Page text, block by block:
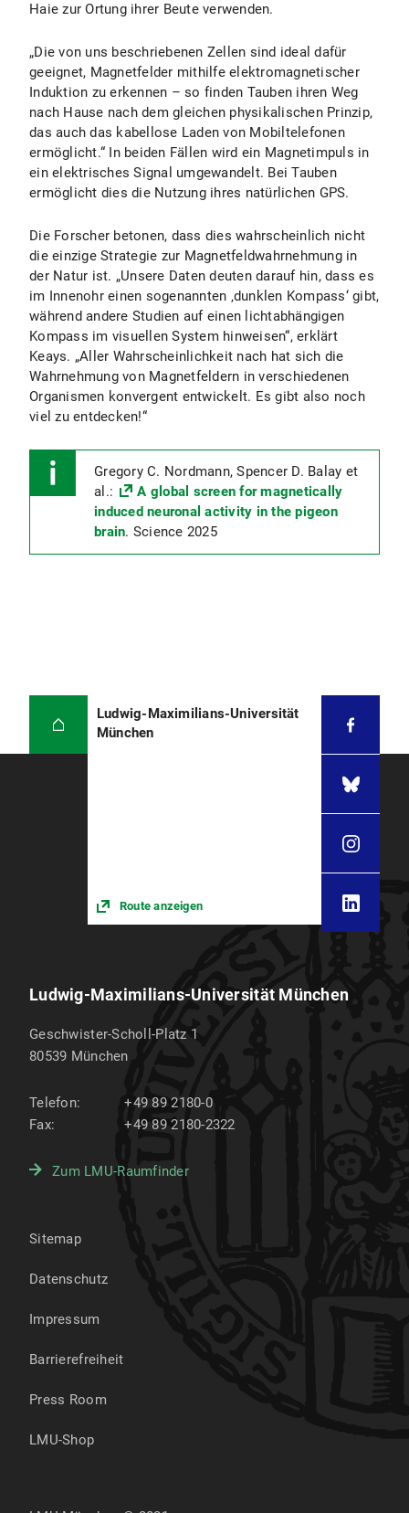
Haie zur Ortung ihrer Beute verwenden.
„Die von uns beschriebenen Zellen sind ideal dafür
geeignet, Magnetfelder mithilfe elektromagnetischer
Induktion zu erkennen – so finden Tauben ihren Weg
nach Hause nach dem gleichen physikalischen Prinzip,
das auch das kabellose Laden von Mobiltelefonen
ermöglicht.“ In beiden Fällen wird ein Magnetimpuls in
ein elektrisches Signal umgewandelt. Bei Tauben
ermöglicht dies die Nutzung ihres natürlichen GPS.
Die Forscher betonen, dass dies wahrscheinlich nicht
die einzige Strategie zur Magnetfeldwahrnehmung in
der Natur ist. „Unsere Daten deuten darauf hin, dass es
im Innenohr einen sogenannten ‚dunklen Kompass‘ gibt,
während andere Studien auf einen lichtabhängigen
Kompass im visuellen System hinweisen“, erklärt
Keays. „Aller Wahrscheinlichkeit nach hat sich die
Wahrnehmung von Magnetfeldern in verschiedenen
Organismen konvergent entwickelt. Es gibt also noch
viel zu entdecken!“
Gregory C. Nordmann, Spencer D. Balay et
al.:
A global screen for magnetically
induced neuronal activity in the pigeon
brain. Science 2025
Ludwig-Maximilians-Universität
München
Route anzeigen
Ludwig-Maximilians-Universität München
Geschwister-Scholl-Platz 1
80539 München
Telefon:
+49 89 2180-0
Fax:
+49 89 2180-2322
Zum LMU-Raumfinder
Sitemap
Datenschutz
Impressum
Barrierefreiheit
Press Room
LMU-Shop